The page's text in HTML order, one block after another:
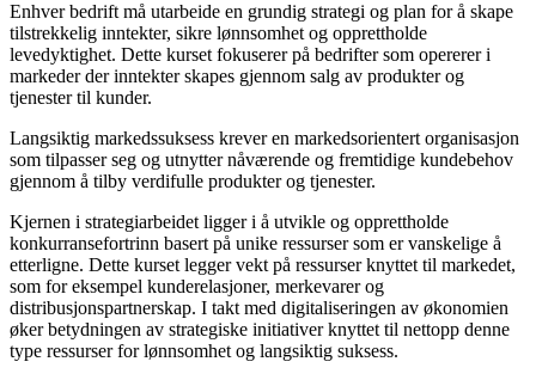
Enhver bedrift må utarbeide en grundig strategi og plan for å skape
tilstrekkelig inntekter, sikre lønnsomhet og opprettholde
levedyktighet. Dette kurset fokuserer på bedrifter som opererer i
markeder der inntekter skapes gjennom salg av produkter og
tjenester til kunder.
Langsiktig markedssuksess krever en markedsorientert organisasjon
som tilpasser seg og utnytter nåværende og fremtidige kundebehov
gjennom å tilby verdifulle produkter og tjenester.
Kjernen i strategiarbeidet ligger i å utvikle og opprettholde
konkurransefortrinn basert på unike ressurser som er vanskelige å
etterligne. Dette kurset legger vekt på ressurser knyttet til markedet,
som for eksempel kunderelasjoner, merkevarer og
distribusjonspartnerskap. I takt med digitaliseringen av økonomien
øker betydningen av strategiske initiativer knyttet til nettopp denne
type ressurser for lønnsomhet og langsiktig suksess.